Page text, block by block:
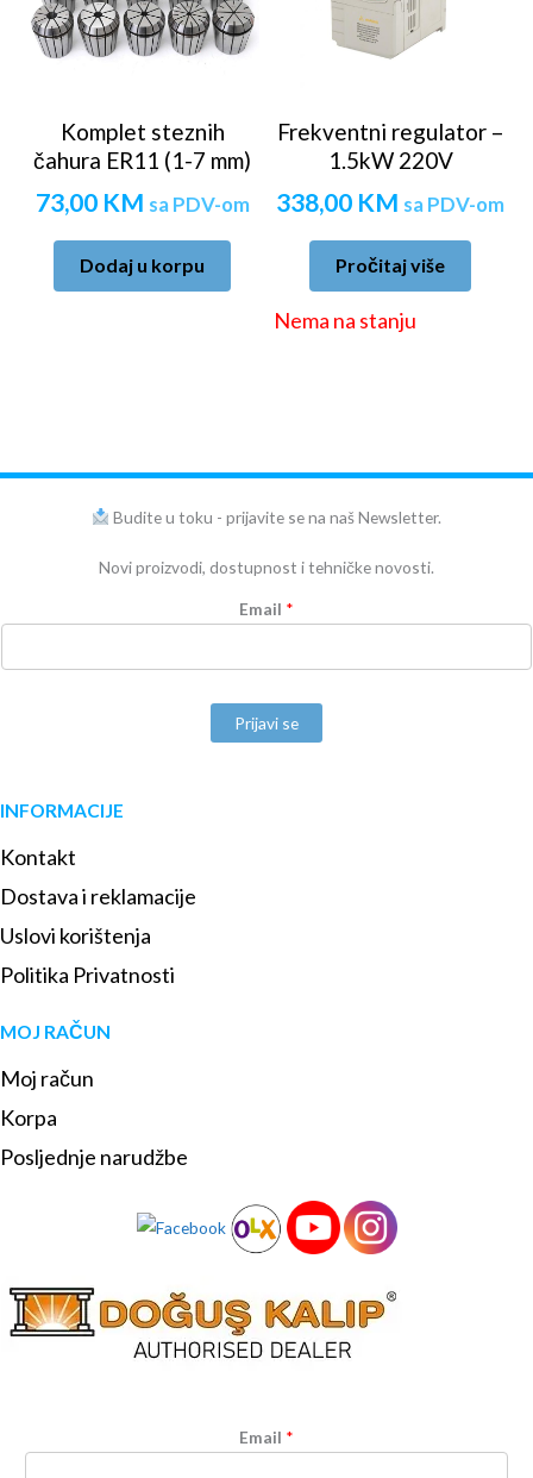
Komplet steznih
čahura ER11 (1-7 mm)
73,00 KM sa PDV-om
Dodaj u korpu
Frekventni regulator –
1.5kW 220V
338,00 KM sa PDV-om
Pročitaj više
Nema na stanju
Budite u toku - prijavite se na naš Newsletter.
Novi proizvodi, dostupnost i tehničke novosti.
Email *
Prijavi se
INFORMACIJE
Kontakt
Dostava i reklamacije
Uslovi korištenja
Politika Privatnosti
MOJ RAČUN
Moj račun
Korpa
Posljednje narudžbe
Email *